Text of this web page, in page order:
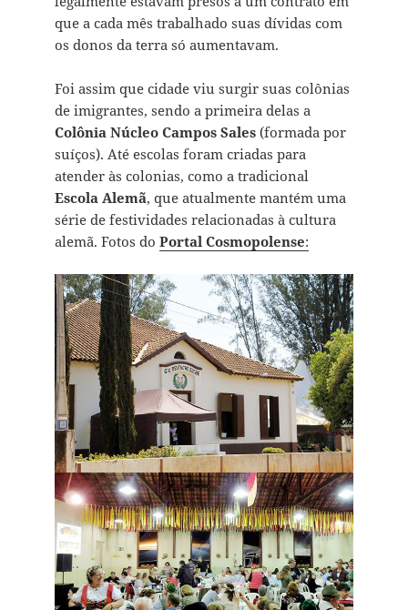
que a cada mês trabalhado suas dívidas com
os donos da terra só aumentavam.
Foi assim que cidade viu surgir suas colônias
de imigrantes, sendo a primeira delas a
Colônia Núcleo Campos Sales (formada por
suíços). Até escolas foram criadas para
atender às colonias, como a tradicional
Escola Alemã, que atualmente mantém uma
série de festividades relacionadas à cultura
alemã. Fotos do Portal Cosmopolense: